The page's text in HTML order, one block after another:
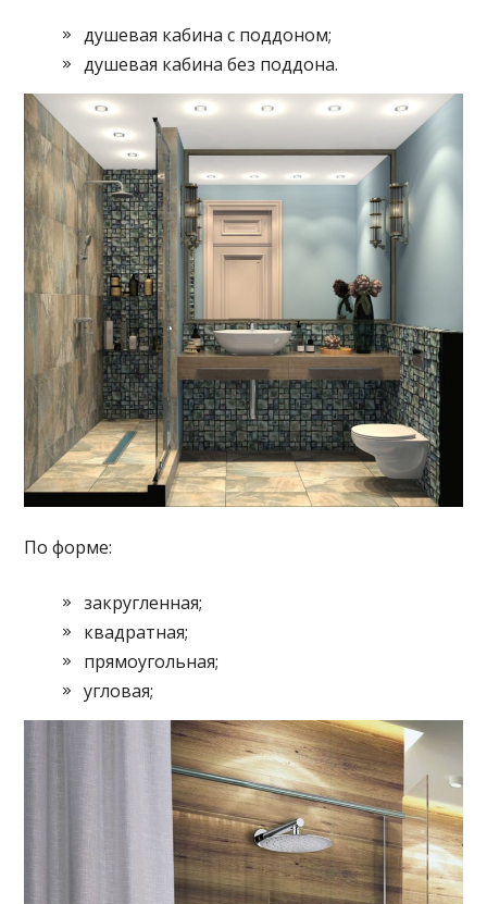
душевая кабина с поддоном;
душевая кабина без поддона.
По форме:
закругленная;
квадратная;
прямоугольная;
угловая;